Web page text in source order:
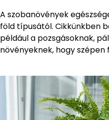
A szobanövények
föld típusától. Cikkünkben
például a pozsgásoknak,
növényeknek, hogy szépen